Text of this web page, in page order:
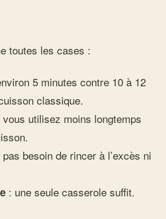
toutes les cases :
5 minutes contre 10 à 12
classique.
vous utilisez moins longtemps
pas besoin de rincer à l’excès ni
: une seule casserole suffit.